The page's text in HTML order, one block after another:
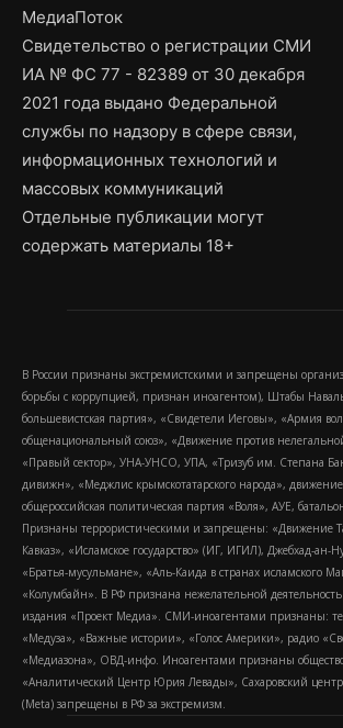
МедиаПоток
Свидетельство о регистрации СМИ
ИА № ФС 77 - 82389 от 30 декабря
2021 года выдано Федеральной
службы по надзору в сфере связи,
информационных технологий и
массовых коммуникаций
Отдельные публикации могут
содержать материалы 18+
В России признаны экстремистскими и запрещены
борьбы с коррупцией, признан иноагентом), Штабы
большевистская партия», «Свидетели Иеговы», «Армия
общенациональный союз», «Движение против
«Правый сектор», УНА-УНСО, УПА, «Тризуб им. Степана
дивижн», «Меджлис крымскотатарского народа», движение
общероссийская политическая партия «Воля», АУЕ,
Признаны террористическими и запрещены: «Движение
Кавказ», «Исламское государство» (ИГ, ИГИЛ), Джебхад-
«Братья-мусульмане», «Аль-Каида в странах исламского
«Колумбайн». В РФ признана нежелательной
издания «Проект Медиа». СМИ-иноагентами признаны:
«Медуза», «Важные истории», «Голос Америки», радио
«Медиазона», ОВД-инфо. Иноагентами признаны
«Аналитический Центр Юрия Левады», Сахаровский
(Metа) запрещены в РФ за экстремизм.